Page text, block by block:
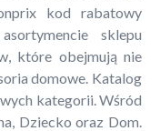
kod rabatowy
sklepu
które obejmują nie
domowe. Katalog
kategorii. Wśród
Dziecko oraz Dom.